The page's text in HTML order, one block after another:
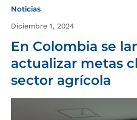
Noticias
Diciembre 1, 2024
En Colombia se
actualizar metas
sector agrícola